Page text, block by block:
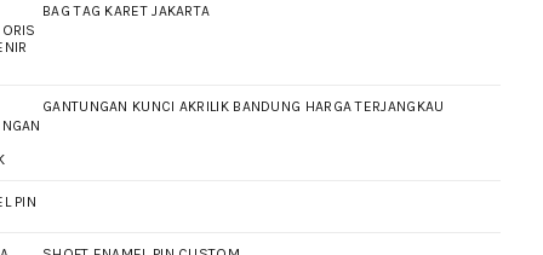
BAG TAG KARET JAKARTA
GANTUNGAN KUNCI AKRILIK BANDUNG HARGA TERJANGKAU
PIN